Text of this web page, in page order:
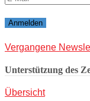
Vergangene
Unterstützung des
Übersicht